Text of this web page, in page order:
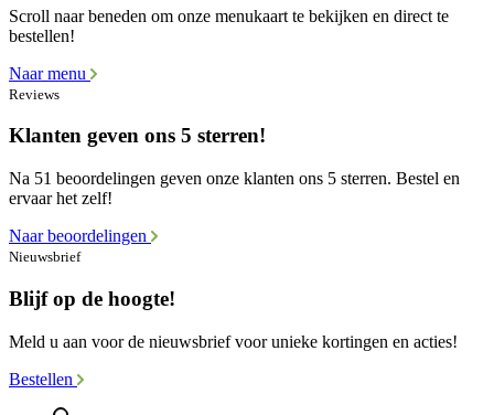
Scroll naar beneden om onze menukaart te bekijken en direct te
bestellen!
Naar menu
Reviews
Klanten geven ons 5 sterren!
Na 51 beoordelingen geven onze klanten ons 5 sterren. Bestel en
ervaar het zelf!
Naar beoordelingen
Nieuwsbrief
Blijf op de hoogte!
Meld u aan voor de nieuwsbrief voor unieke kortingen en acties!
Bestellen